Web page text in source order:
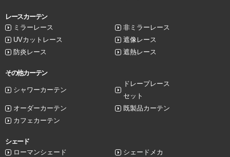
レースカーテン
ミラーレース
非ミラーレース
UVカットレース
遮像レース
防炎レース
遮熱レース
その他カーテン
シャワーカーテン
ドレープレース
セット
オーダーカーテン
既製品カーテン
カフェカーテン
シェード
ローマンシェード
シェードメカ